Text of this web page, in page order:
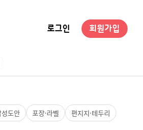
로그인 회원가입
도안 포장·라벨
편지지·테두리